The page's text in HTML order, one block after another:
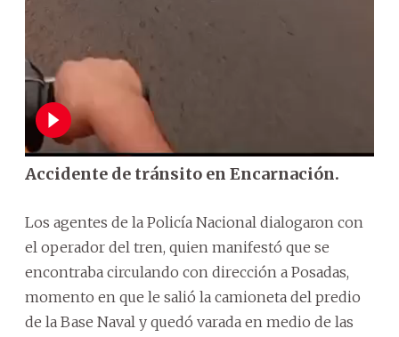
Accidente de tránsito en Encarnación.
Los agentes de la Policía Nacional dialogaron con
el operador del tren, quien manifestó que se
encontraba circulando con dirección a Posadas,
momento en que le salió la camioneta del predio
de la Base Naval y quedó varada en medio de las